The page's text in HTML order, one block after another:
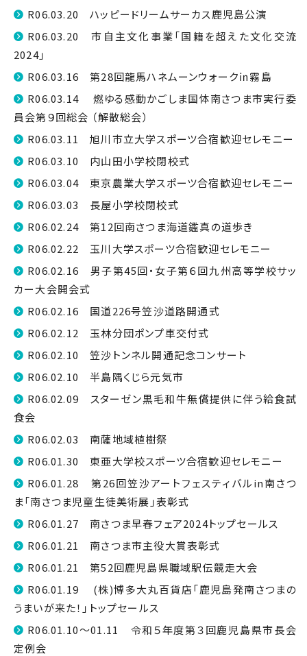
R06.03.20 ハッピードリームサーカス鹿児島公演
R06.03.20 市自主文化事業「国籍を超えた文化交流
2024」
R06.03.16 第28回龍馬ハネムーンウォーク㏌霧島
R06.03.14 燃ゆる感動かごしま国体南さつま市実行委
員会第９回総会 （解散総会）
R06.03.11 旭川市立大学スポーツ合宿歓迎セレモニー
R06.03.10 内山田小学校閉校式
R06.03.04 東京農業大学スポーツ合宿歓迎セレモニー
R06.03.03 長屋小学校閉校式
R06.02.24 第12回南さつま海道鑑真の道歩き
R06.02.22 玉川大学スポーツ合宿歓迎セレモニー
R06.02.16 男子第45回・女子第６回九州高等学校サッ
カー大会開会式
R06.02.16 国道226号笠沙道路開通式
R06.02.12 玉林分団ポンプ車交付式
R06.02.10 笠沙トンネル開通記念コンサート
R06.02.10 半島隅くじら元気市
R06.02.09 スターゼン黒毛和牛無償提供に伴う給食試
食会
R06.02.03 南薩地域植樹祭
R06.01.30 東亜大学校スポーツ合宿歓迎セレモニー
R06.01.28 第26回笠沙アートフェスティバルin南さつ
ま「南さつま児童生徒美術展」表彰式
R06.01.27 南さつま早春フェア2024トップセールス
R06.01.21 南さつま市主役大賞表彰式
R06.01.21 第52回鹿児島県職域駅伝競走大会
R06.01.19 (株)博多大丸百貨店「鹿児島発南さつまの
うまいが来た！」トップセールス
R06.01.10～01.11 令和５年度第３回鹿児島県市長会
定例会